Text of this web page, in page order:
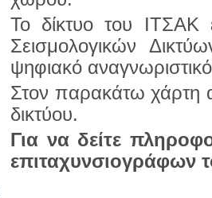
Το δίκτυο του ΙΤΣΑΚ
Σεισμολογικών
ψηφιακό
Στον παρακάτω χάρτη
δικτύου.
Για να δείτε
επιταχυνσιογράφων